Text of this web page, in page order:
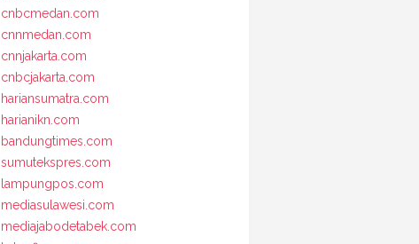
cnbcmedan.com
cnnmedan.com
cnnjakarta.com
cnbcjakarta.com
hariansumatra.com
harianikn.com
bandungtimes.com
sumutekspres.com
lampungpos.com
mediasulawesi.com
mediajabodetabek.com